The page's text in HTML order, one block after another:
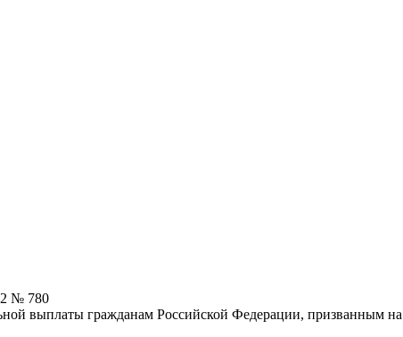
№ 780
выплаты гражданам Российской Федерации,